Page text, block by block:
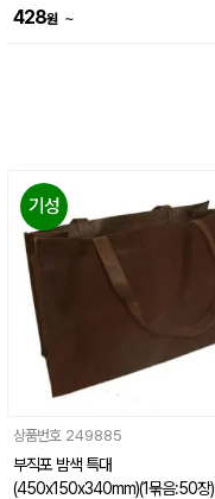
428원 ~
기성
상품번호 249885
부직포 밤색 특대
(450x150x340mm)(1묶음:50장)